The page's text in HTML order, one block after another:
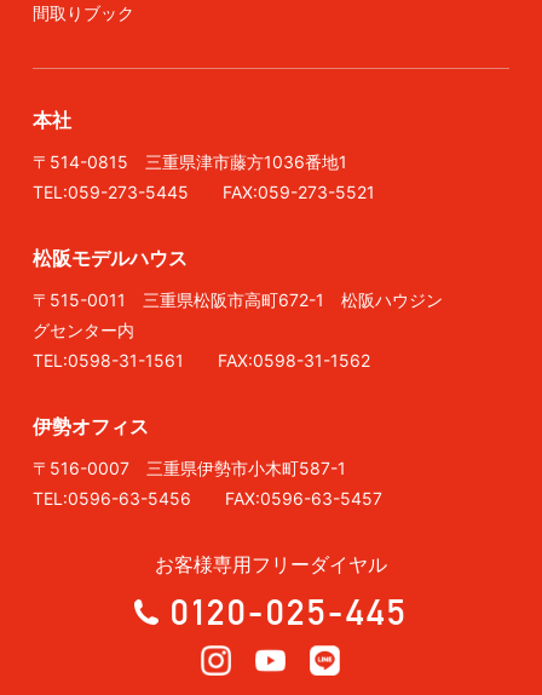
間取りブック
本社
〒514-0815 三重県津市藤方1036番地1
TEL:059-273-5445 FAX:059-273-5521
松阪モデルハウス
〒515-0011 三重県松阪市高町672-1 松阪ハウジン
グセンター内
TEL:0598-31-1561 FAX:0598-31-1562
伊勢オフィス
〒516-0007 三重県伊勢市小木町587-1
TEL:0596-63-5456 FAX:0596-63-5457
お客様専用フリーダイヤル
0120-025-445